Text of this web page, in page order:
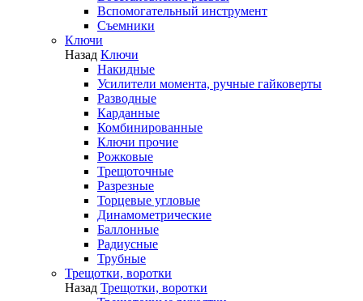
Вспомогательный инструмент
Съемники
Ключи
Назад Ключи
Накидные
Усилители момента, ручные гайковерты
Разводные
Карданные
Комбинированные
Ключи прочие
Рожковые
Трещоточные
Разрезные
Торцевые угловые
Динамометрические
Баллонные
Радиусные
Трубные
Трещотки, воротки
Назад Трещотки, воротки